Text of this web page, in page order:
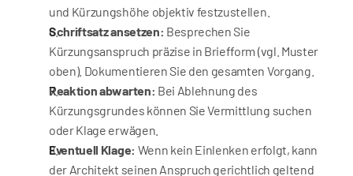
und Kürzungshöhe objektiv festzustellen.
Schriftsatz ansetzen: Besprechen Sie
Kürzungsanspruch präzise in Briefform (vgl. Muster
oben). Dokumentieren Sie den gesamten Vorgang.
Reaktion abwarten: Bei Ablehnung des
Kürzungsgrundes können Sie Vermittlung suchen
oder Klage erwägen.
Eventuell Klage: Wenn kein Einlenken erfolgt, kann
der Architekt seinen Anspruch gerichtlich geltend